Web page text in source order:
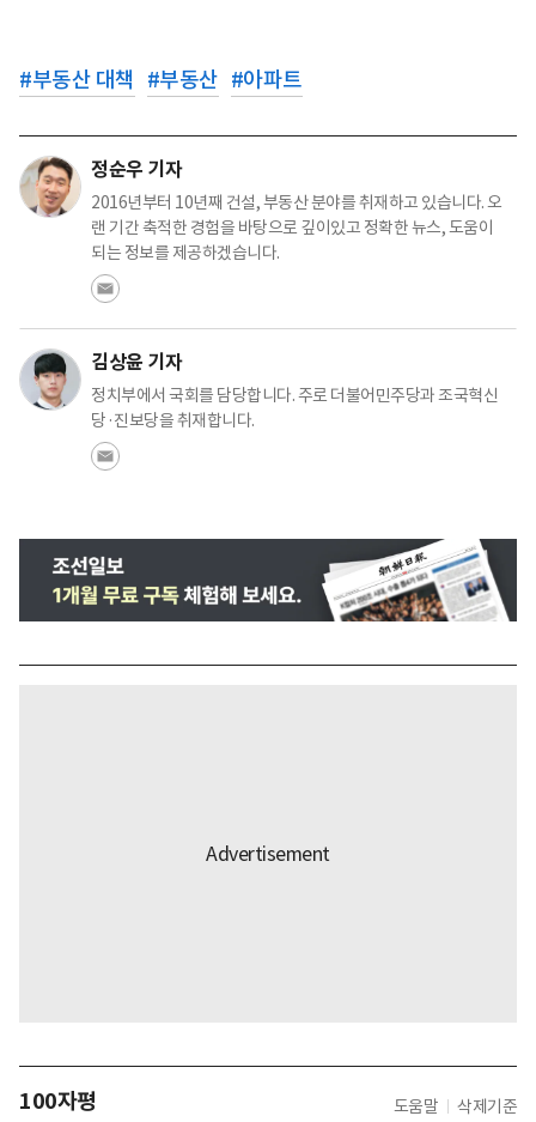
#부동산 대책 #부동산 #아파트
정순우 기자
2016년부터 10년째 건설, 부동산 분야를 취재하고 있습니다. 오
랜 기간 축적한 경험을 바탕으로 깊이있고 정확한 뉴스, 도움이
되는 정보를 제공하겠습니다.
김상윤 기자
정치부에서 국회를 담당합니다. 주로 더불어민주당과 조국혁신
당·진보당을 취재합니다.
100자평 도움말 삭제기준